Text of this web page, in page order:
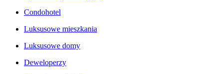
Condohotel
Luksusowe mieszkania
Luksusowe domy
Deweloperzy